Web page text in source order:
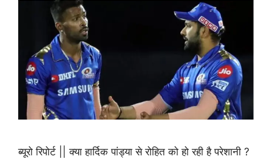
ब्यूरो रिपोर्ट || क्या हार्दिक पांड्या से रोहित को हो रही है परेशानी ?